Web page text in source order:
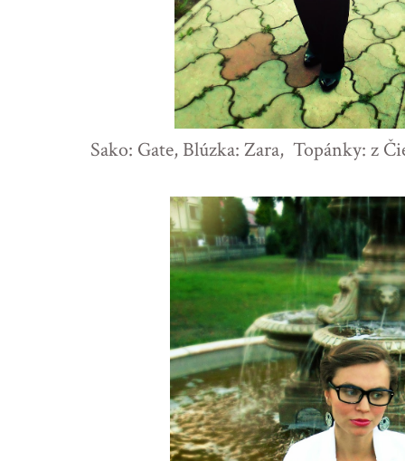
Sako: Gate, Blúzka: Zara, Topánky: z